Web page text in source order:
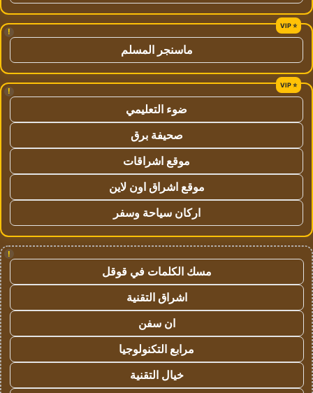
!
ماسنجر المسلم
!
ضوء التعليمي
صحيفة برق
موقع اشراقات
موقع اشراق اون لاين
اركان سياحة وسفر
!
مسك الكلمات في قوقل
اشراق التقنية
ان سفن
مرابع التكنولوجيا
خيال التقنية